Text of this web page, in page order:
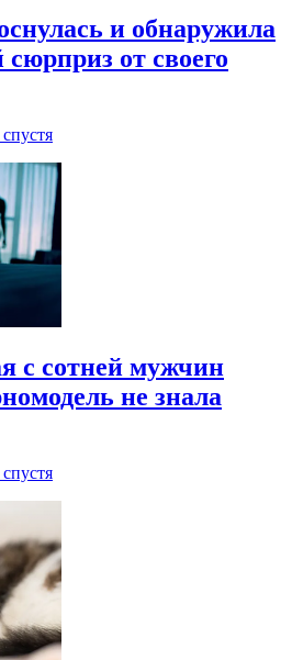
и обнаружила
от своего
с сотней мужчин
не знала